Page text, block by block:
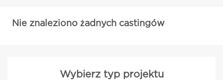
Nie znaleziono żadnych castingów
Wybierz typ projektu